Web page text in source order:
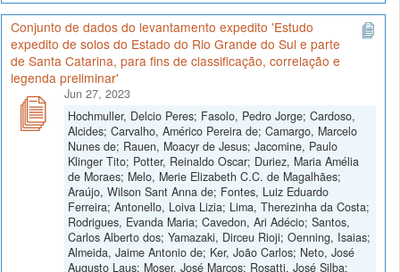
Conjunto de dados do levantamento expedito 'Estudo
expedito de solos do Estado do Rio Grande do Sul e parte
de Santa Catarina, para fins de classificação, correlação e
legenda preliminar'
Jun 27, 2023
Hochmuller, Delcio Peres; Fasolo, Pedro Jorge; Cardoso,
Alcides; Carvalho, Américo Pereira de; Camargo, Marcelo
Nunes de; Rauen, Moacyr de Jesus; Jacomine, Paulo
Klinger Tito; Potter, Reinaldo Oscar; Duriez, Maria Amélia
de Moraes; Melo, Merie Elizabeth C.C. de Magalhães;
Araújo, Wilson Sant Anna de; Fontes, Luiz Eduardo
Ferreira; Antonello, Loiva Lizia; Lima, Therezinha da Costa;
Rodrigues, Evanda Maria; Cavedon, Ari Adécio; Santos,
Carlos Alberto dos; Yamazaki, Dirceu Rioji; Oenning, Isaias;
Almeida, Jaime Antonio de; Ker, João Carlos; Neto, José
Augusto Laus; Moser, José Marcos; Rosatti, José Silba;